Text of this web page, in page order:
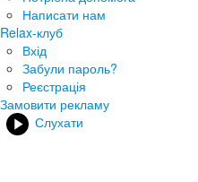
Написати нам
Relax-клуб
Вхід
Забули пароль?
Реєстрація
Замовити рекламу
Слухати